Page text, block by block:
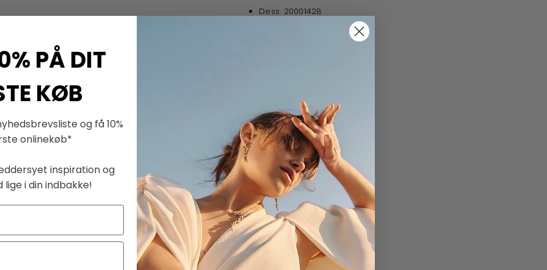
Dess. 20001428
Dirch Passers Allé 76
2000 Frederiksberg
onlinestore@georgjensen.com
LEVERING
KONTAKT
Mere fra Georg Jensen
PÅ DIT
KØB
og få 10%
onlinekøb*
inspiration og
lige i din indbakke!